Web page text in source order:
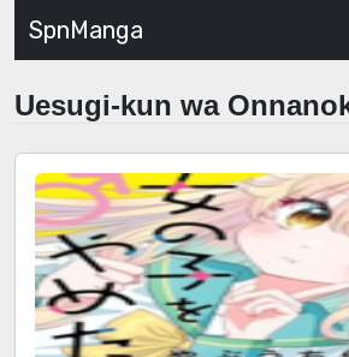
SpnManga